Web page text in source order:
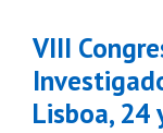
VIII
Lisboa, 24